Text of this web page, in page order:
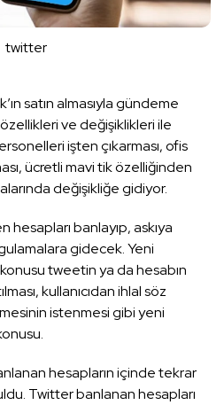
twitter
satın almasıyla gündeme
ve değişiklikleri ile
işten çıkarması, ofis
ücretli mavi tik özelliğinden
değişikliğe gidiyor.
hesapları banlayıp, askıya
gidecek. Yeni
konusu tweetin ya da hesabın
kullanıcıdan ihlal söz
istenmesi gibi yeni
hesapların içinde tekrar
Twitter banlanan hesapları